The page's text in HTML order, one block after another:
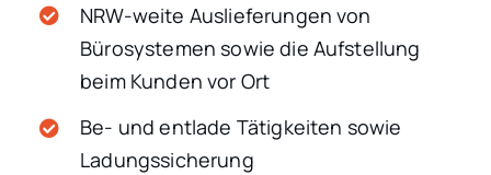
NRW-weite Auslieferungen von
Bürosystemen sowie die Aufstellung
beim Kunden vor Ort
Be- und entlade Tätigkeiten sowie
Ladungssicherung